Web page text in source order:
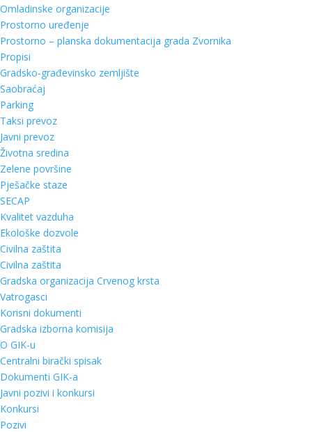
Omladinske organizacije
Prostorno uređenje
Prostorno – planska dokumentacija grada Zvornika
Propisi
Gradsko-građevinsko zemljište
Saobraćaj
Parking
Taksi prevoz
Javni prevoz
Životna sredina
Zelene površine
Pješačke staze
SECAP
Kvalitet vazduha
Ekološke dozvole
Civilna zaštita
Civilna zaštita
Gradska organizacija Crvenog krsta
Vatrogasci
Korisni dokumenti
Gradska izborna komisija
O GIK-u
Centralni birački spisak
Dokumenti GIK-a
Javni pozivi i konkursi
Konkursi
Pozivi